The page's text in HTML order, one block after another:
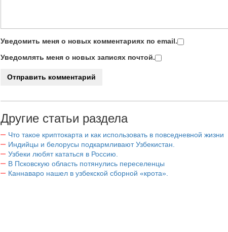
Уведомить меня о новых комментариях по email.
Уведомлять меня о новых записях почтой.
Другие статьи раздела
Что такое криптокарта и как использовать в повседневной жизни
Индийцы и белорусы подкармливают Узбекистан.
Узбеки любят кататься в Россию.
В Псковскую область потянулись переселенцы
Каннаваро нашел в узбекской сборной «крота».